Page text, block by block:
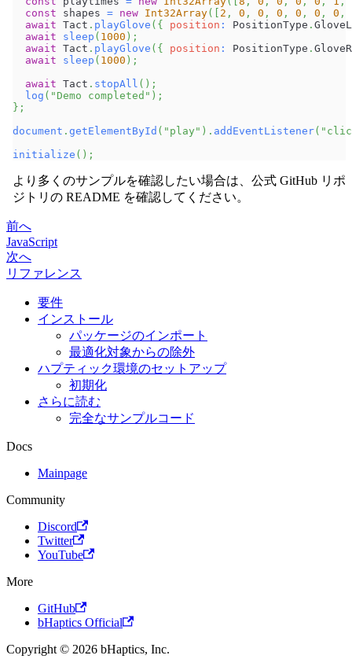
const shapes = new Int32Array( [ 2 , 0 , 0 , 0 , 0 , 0 , 0 ,
await Tact . playGlove ( { position : PositionType . GloveL
await
sleep ( 1000 ) ;
await Tact . playGlove ( { position : PositionType . GloveR
await
sleep ( 1000 ) ;
await Tact . stopAll ( ) ;
log ( "Demo completed" ) ;
} ;
document . getElementById ( "play" ) . addEventListener(
initialize ( ) ;
より多くのサンプルを確認したい場合は、公式 GitHub リポ
ジトリの README を確認してください。
前へ
JavaScript
次へ
リファレンス
要件
インストール
パッケージのインポート
最適化対象からの除外
ハプティック環境のセットアップ
初期化
さらに読む
完全なサンプルコード
Docs
Mainpage
Community
Discord
Twitter
YouTube
More
GitHub
bHaptics Official
Copyright © 2026 bHaptics, Inc.